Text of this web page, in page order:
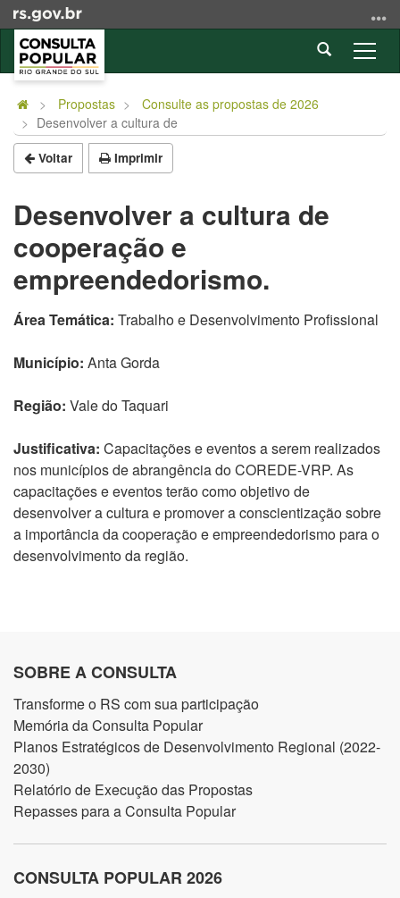
para
conteúdo
para
menu
para
busca
a
Abrir
a
Início
conteúdo
Propostas
Consulte as propostas de 2026
Desenvolver a cultura de
Voltar Imprimir
Desenvolver a cultura de
cooperação e
empreendedorismo.
Área Temática: Trabalho e Desenvolvimento Profissional
Município: Anta Gorda
Região: Vale do Taquari
Justificativa: Capacitações e eventos a serem realizados
nos municípios de abrangência do COREDE-VRP. As
capacitações e eventos terão como objetivo de
desenvolver a cultura e promover a conscientização sobre
a importância da cooperação e empreendedorismo para o
desenvolvimento da região.
SOBRE A CONSULTA
Transforme o RS com sua participação
Memória da Consulta Popular
Planos Estratégicos de Desenvolvimento Regional (2022-
2030)
Relatório de Execução das Propostas
Repasses para a Consulta Popular
CONSULTA POPULAR 2026